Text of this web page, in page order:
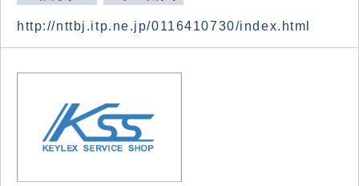
http://nttbj.itp.ne.jp/0116410730/index.html